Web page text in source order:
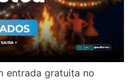
entrada gratuita no